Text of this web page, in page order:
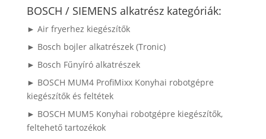
következőre:
BOSCH / SIEMENS alkatrész kategóriák:
► Air fryerhez kiegészítők
► Bosch bojler alkatrészek (Tronic)
► Bosch Fűnyíró alkatrészek
► BOSCH MUM4 ProfiMixx Konyhai robotgépre
kiegészítők és feltétek
► BOSCH MUM5 Konyhai robotgépre kiegészítők,
feltehető tartozékok